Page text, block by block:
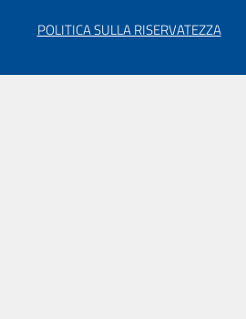
POLITICA SULLA RISERVATEZZA